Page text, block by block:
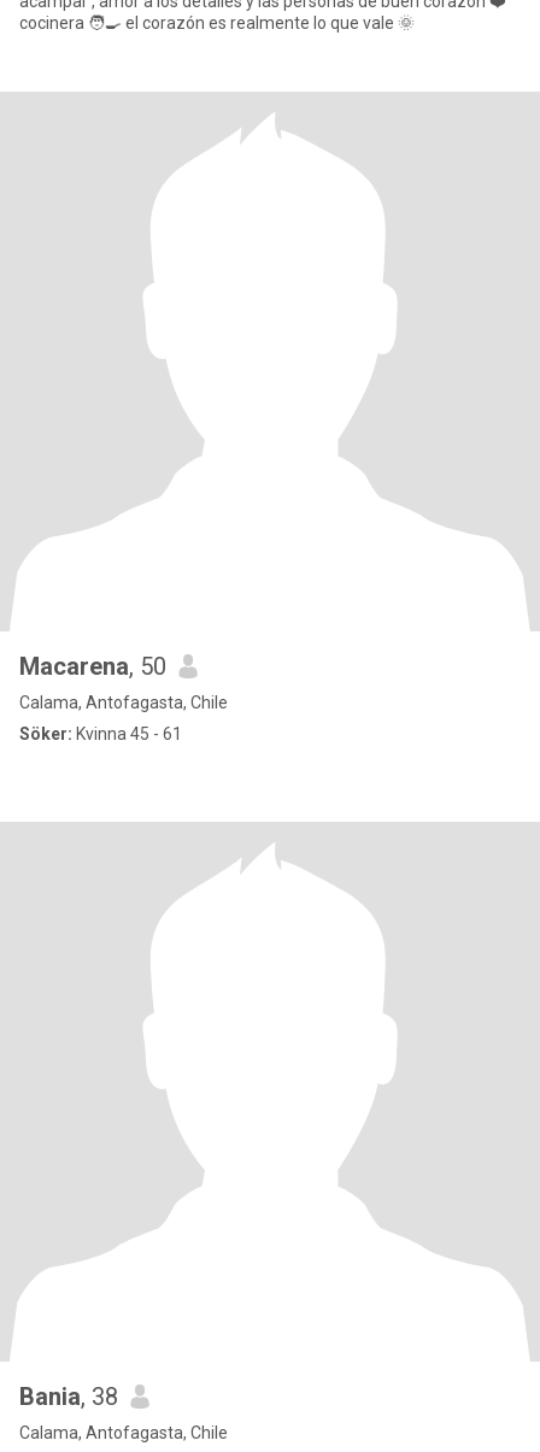
cocinera 🧑‍🍳 el corazón es realmente lo que vale 🌞
Macarena, 50
Calama, Antofagasta, Chile
Söker: Kvinna 45 - 61
Bania, 38
Calama, Antofagasta, Chile